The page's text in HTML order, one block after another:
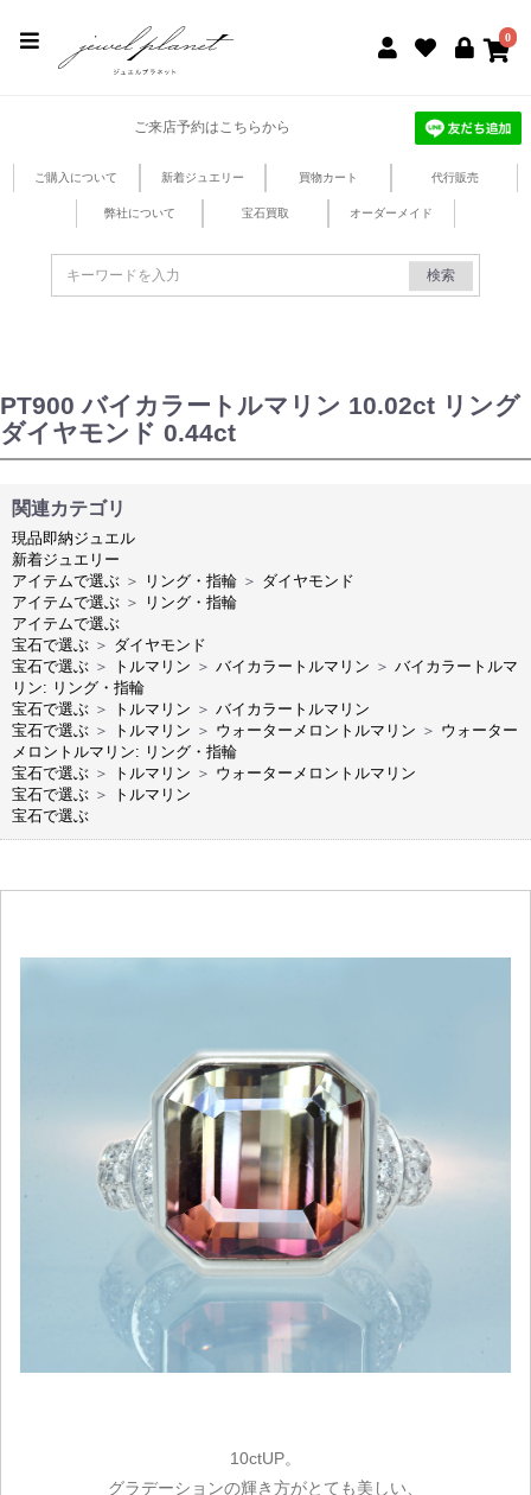
0
ご来店予約はこちらから
ご購入について 新着ジュエリー 買物カート 代行販売
弊社について 宝石買取 オーダーメイド
検索
PT900 バイカラートルマリン 10.02ct リング
ダイヤモンド 0.44ct
関連カテゴリ
現品即納ジュエル
新着ジュエリー
アイテムで選ぶ ＞ リング・指輪 ＞ ダイヤモンド
アイテムで選ぶ ＞
リング・指輪
アイテムで選ぶ
宝石で選ぶ ＞ ダイヤモンド
宝石で選ぶ ＞ トルマリン ＞ バイカラートルマリン ＞ バイカラートルマ
リン: リング・指輪
宝石で選ぶ ＞ トルマリン ＞ バイカラートルマリン
宝石で選ぶ ＞ トルマリン ＞ ウォーターメロントルマリン ＞ ウォーター
メロントルマリン: リング・指輪
宝石で選ぶ ＞ トルマリン ＞ ウォーターメロントルマリン
宝石で選ぶ ＞
トルマリン
宝石で選ぶ
10ctUP。
グラデーションの輝き方がとても美しい、